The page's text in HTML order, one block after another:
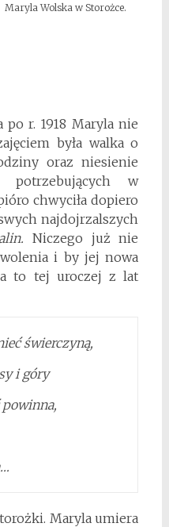
Maryla Wolska w Storożce.
po r. 1918 Maryla nie
była walka o
oraz niesienie
w
chwyciła dopiero
najdojrzalszych
Niczego już nie
i by jej nowa
to tej uroczej z lat
świerczyną,
i góry
Maryla umiera